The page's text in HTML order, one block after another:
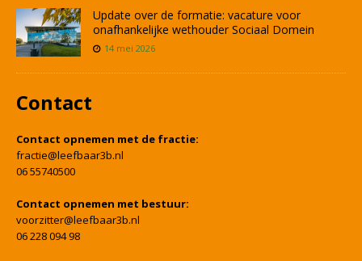
Update over de formatie: vacature voor
onafhankelijke wethouder Sociaal Domein
14 mei 2026
Contact
Contact opnemen met de fractie:
fractie@leefbaar3b.nl
06 55740500
Contact opnemen met bestuur:
voorzitter@leefbaar3b.nl
06 228 094 98